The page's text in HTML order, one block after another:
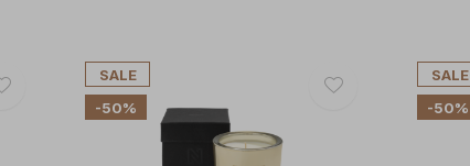
SALE
-50%
SALE
-50%